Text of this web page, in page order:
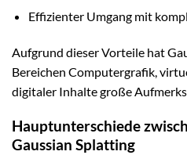
Effizienter Umgang mit
Aufgrund dieser Vorteile hat
Bereichen Computergrafik,
digitaler Inhalte große
Hauptunterschiede
Gaussian Splatting